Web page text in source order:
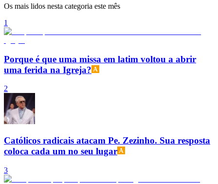
Os mais lidos nesta categoria este mês
1
Porque é que uma missa em latim voltou a abrir
uma ferida na Igreja?
2
Católicos radicais atacam Pe. Zezinho. Sua resposta
coloca cada um no seu lugar
3